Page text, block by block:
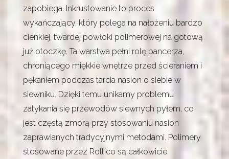
zapobiega. Inkrustowanie to proces
wykańczający, który polega na nałożeniu bardzo
cienkiej, twardej powłoki polimerowej na gotową
już otoczkę. Ta warstwa pełni rolę pancerza,
chroniącego miękkie wnętrze przed ścieraniem i
pękaniem podczas tarcia nasion o siebie w
siewniku. Dzięki temu unikamy problemu
zatykania się przewodów siewnych pyłem, co
jest częstą zmorą przy stosowaniu nasion
zaprawianych tradycyjnymi metodami. Polimery
stosowane przez Roltico są całkowicie